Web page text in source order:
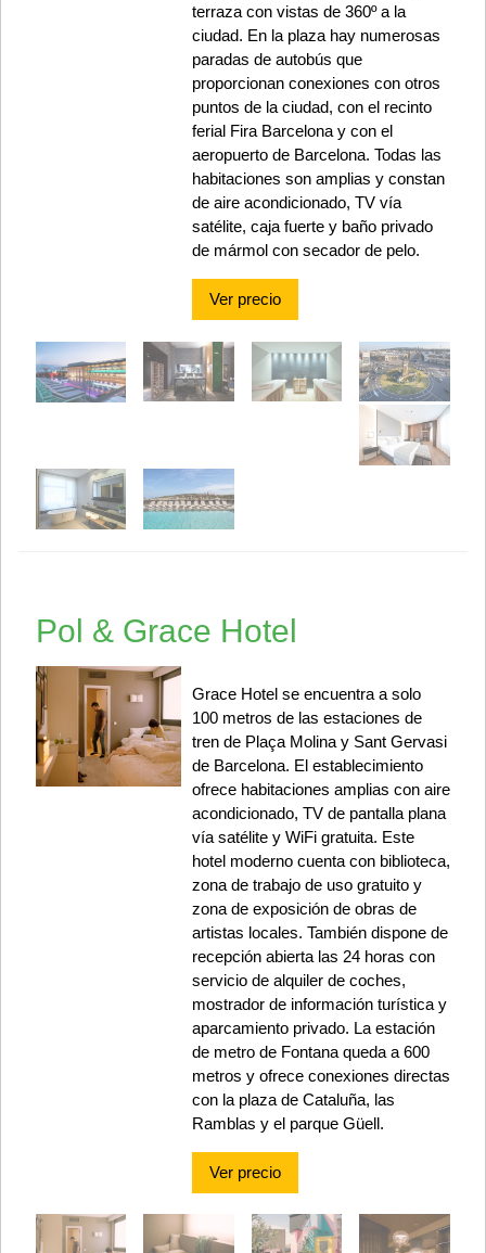
terraza con vistas de 360º a la
ciudad. En la plaza hay numerosas
paradas de autobús que
proporcionan conexiones con otros
puntos de la ciudad, con el recinto
ferial Fira Barcelona y con el
aeropuerto de Barcelona. Todas las
habitaciones son amplias y constan
de aire acondicionado, TV vía
satélite, caja fuerte y baño privado
de mármol con secador de pelo.
Ver precio
Pol & Grace Hotel
Grace Hotel se encuentra a solo
100 metros de las estaciones de
tren de Plaça Molina y Sant Gervasi
de Barcelona. El establecimiento
ofrece habitaciones amplias con aire
acondicionado, TV de pantalla plana
vía satélite y WiFi gratuita. Este
hotel moderno cuenta con biblioteca,
zona de trabajo de uso gratuito y
zona de exposición de obras de
artistas locales. También dispone de
recepción abierta las 24 horas con
servicio de alquiler de coches,
mostrador de información turística y
aparcamiento privado. La estación
de metro de Fontana queda a 600
metros y ofrece conexiones directas
con la plaza de Cataluña, las
Ramblas y el parque Güell.
Ver precio